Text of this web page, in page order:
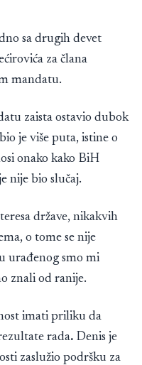
sa drugih devet
za člana
mandatu.
zaista ostavio dubok
je više puta, istine o
onako kako BiH
nije bio slučaj.
države, nikakvih
o tome se nije
urađenog smo mi
znali od ranije.
imati priliku da
rada. Denis je
zaslužio podršku za